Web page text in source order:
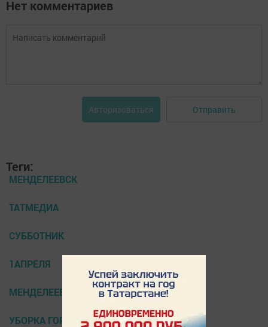
Нет комментариев
Авторизоваться Отправить
Теги:
МЕНДЕЛЕЕВСК
ТАТМЕДИА
СУББОТНИК
1АПРЕЛЯ
МЕНДЕЛЕЕВСКИЕ НОВОТИ
УБОРКА ГОРОДА